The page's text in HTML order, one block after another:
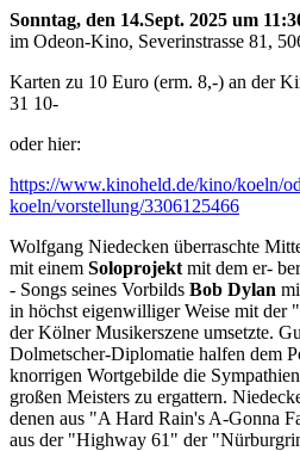
Sonntag, den 14.Sept. 2025 um
im Odeon-Kino, Severinstrasse 81,
Karten zu 10 Euro (erm. 8,-) an der
31 10-
oder hier:
https://www.kinoheld.de/kino/koeln/
koeln/vorstellung/3306125466
Wolfgang Niedecken überraschte
mit einem Soloprojekt mit dem er-
- Songs seines Vorbilds Bob Dylan
in höchst eigenwilliger Weise mit der
der Kölner Musikerszene umsetzte.
Dolmetscher-Diplomatie halfen dem
knorrigen Wortgebilde die
großen Meisters zu ergattern.
denen aus "A Hard Rain's A-Gonna
aus der "Highway 61" der